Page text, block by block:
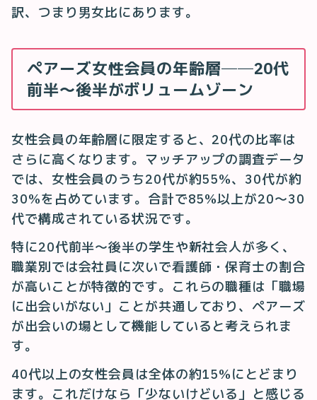
訳、つまり男女比にあります。
ペアーズ女性会員の年齢層──20代
前半〜後半がボリュームゾーン
女性会員の年齢層に限定すると、20代の比率は
さらに高くなります。マッチアップの調査データ
では、女性会員のうち20代が約55%、30代が約
30%を占めています。合計で85%以上が20〜30
代で構成されている状況です。
特に20代前半〜後半の学生や新社会人が多く、
職業別では会社員に次いで看護師・保育士の割合
が高いことが特徴的です。これらの職種は「職場
に出会いがない」ことが共通しており、ペアーズ
が出会いの場として機能していると考えられま
す。
40代以上の女性会員は全体の約15%にとどまり
ます。これだけなら「少ないけどいる」と感じる